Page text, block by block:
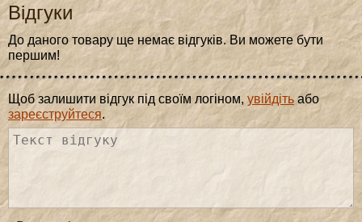
Відгуки
До даного товару ще немає відгуків. Ви можете бути
першим!
Щоб залишити відгук під своїм логіном, увійдіть або
зареєструйтеся.